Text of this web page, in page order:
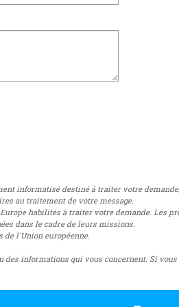
informatisé destiné à traiter votre
au traitement de votre message.
habilités à traiter votre demande. Les
dans le cadre de leurs missions.
l'Union européenne.
des informations qui vous concernent. Si